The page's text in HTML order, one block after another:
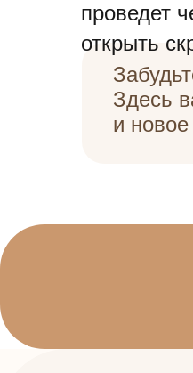
проведет
открыть
Здесь
и